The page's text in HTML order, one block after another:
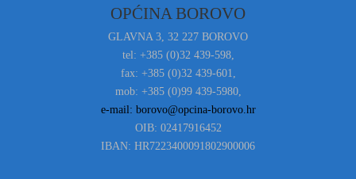
OPĆINA BOROVO
GLAVNA 3, 32 227 BOROVO
tel: +385 (0)32 439-598,
fax: +385 (0)32 439-601,
mob: +385 (0)99 439-5980,
e-mail: borovo@opcina-borovo.hr
OIB: 02417916452
IBAN: HR7223400091802900006